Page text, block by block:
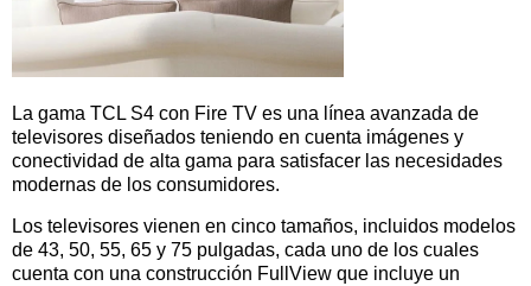
La gama TCL S4 con Fire TV es una línea avanzada de
televisores diseñados teniendo en cuenta imágenes y
conectividad de alta gama para satisfacer las necesidades
modernas de los consumidores.
Los televisores vienen en cinco tamaños, incluidos modelos
de 43, 50, 55, 65 y 75 pulgadas, cada uno de los cuales
cuenta con una construcción FullView que incluye un